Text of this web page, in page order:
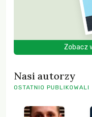
Zobacz
Nasi autorzy
OSTATNIO PUBLIKOWALI